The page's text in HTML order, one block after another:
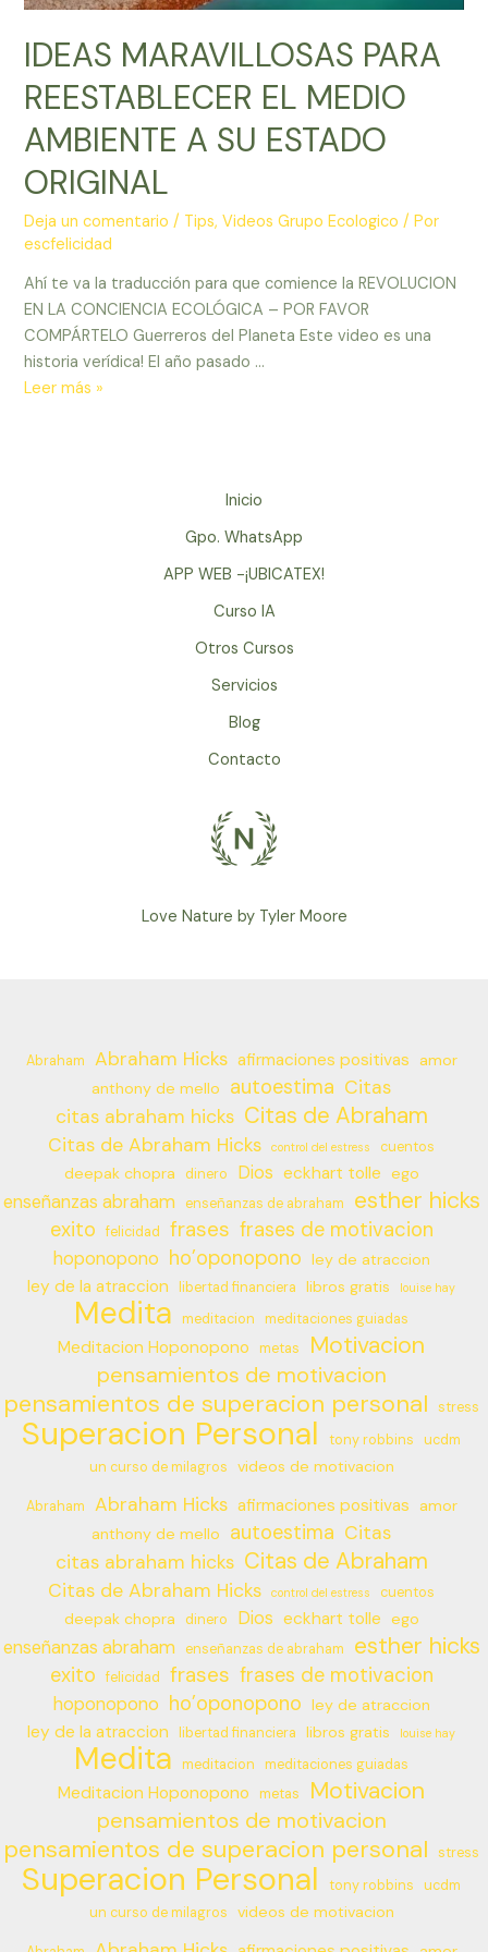
IDEAS MARAVILLOSAS PARA
REESTABLECER EL MEDIO
AMBIENTE A SU ESTADO
ORIGINAL
Deja un comentario / Tips,Videos Grupo Ecologico / Por
escfelicidad
Ahí te va la traducción para que comience la REVOLUCION
EN LA CONCIENCIA ECOLÓGICA – POR FAVOR
COMPÁRTELO Guerreros del Planeta Este video es una
historia verídica! El año pasado …
IDEAS
Leer más »
Inicio
Gpo. WhatsApp
APP WEB -¡UBICATEX!
Curso IA
Otros Cursos
Servicios
Blog
Contacto
Love Nature by Tyler Moore
Abraham Abraham Hicks afirmaciones positivas
amor
anthony de mello
autoestima Citas
citas abraham hicks Citas de Abraham
Citas de Abraham Hicks control del estress cuentos
deepak chopra dinero Dios eckhart tolle ego
enseñanzas abraham enseñanzas de abraham esther hicks
exito felicidad frases frases de motivacion
hoponopono ho’oponopono ley de atraccion
ley de la atraccion libertad financiera libros gratis louise hay
Medita meditacion meditaciones guiadas
Meditacion Hoponopono metas Motivacion
pensamientos de motivacion
pensamientos de superacion personal stress
Superacion Personal tony robbins
ucdm
un curso de milagros
videos de motivacion
Abraham Abraham Hicks afirmaciones positivas
amor
anthony de mello
autoestima Citas
citas abraham hicks Citas de Abraham
Citas de Abraham Hicks control del estress cuentos
deepak chopra dinero Dios eckhart tolle ego
enseñanzas abraham enseñanzas de abraham esther hicks
exito felicidad frases frases de motivacion
hoponopono ho’oponopono ley de atraccion
ley de la atraccion libertad financiera libros gratis louise hay
Medita meditacion meditaciones guiadas
Meditacion Hoponopono metas Motivacion
pensamientos de motivacion
pensamientos de superacion personal stress
Superacion Personal tony robbins
ucdm
un curso de milagros
videos de motivacion